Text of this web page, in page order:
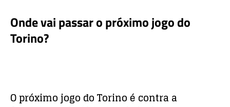
Onde vai passar o próximo jogo do
Torino?
O próximo jogo do Torino é contra a